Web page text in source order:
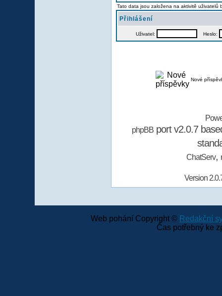
Tato data jsou založena na aktivitě uživatelů
Přihlášení
Uživatel: Heslo:
Nové
phpBBport v2.0.7
ChatServ,
Version
Web pohání Copyright © Redakční
Čas potřebný ke